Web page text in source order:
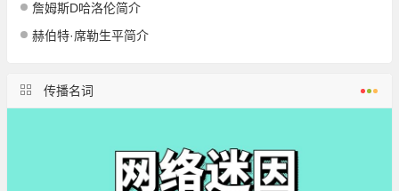
詹姆斯D哈洛伦简介
赫伯特·席勒生平简介
传播名词